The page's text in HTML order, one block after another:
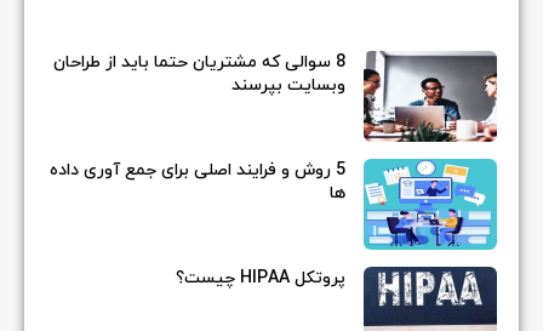
8 سوالی که مشتریان حتما باید از طراحان
وبسایت بپرسند
5 روش و فرایند اصلی برای جمع آوری داده
ها
پروتکل HIPAA چیست؟